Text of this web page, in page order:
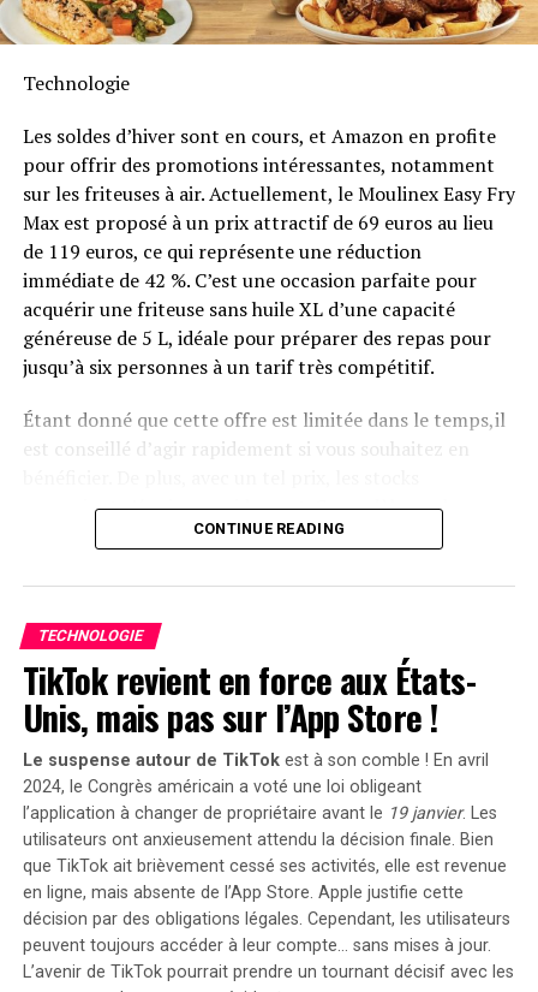
Solarbank 2 AC. Conçu pour supporter au moins6000
cycles de charge, cet appareil a une durée de vie
garantie fabricant décennale et possède une
intempéries tout en étant capable de fonctionner dans
des températures variant entre -20 °C et +55 °C.
Disponibilité et Offres
Promotionnelles
Le solarbank 2 AC est disponible sur le site officiel
d’Anker SOLIX ainsi que sur Amazon au prix standard de
« early bird » sera active du20 janvier au 23 février
2025, permettant aux acheteurs intéressés d’acquérir
également un compteur Anker SOLIX Smart offert pour
chaque commande passée durant cette période spéciale.
le Solarbank 2 AC représente une avancée significative
dans le domaine du stockage énergétique domestique
grâce à ses caractéristiques techniques avancées et son
engagement envers la durabilité environnementale.
Technologie
Les soldes d’hiver sont en cours, et Amazon en profite
pour offrir des promotions intéressantes, notamment
sur les friteuses à air. Actuellement, le Moulinex Easy Fry
Max est proposé à un prix attractif de 69 euros au lieu
de 119 euros, ce qui représente une réduction
immédiate de 42 %. C’est une occasion parfaite pour
acquérir une friteuse sans huile XL d’une capacité
généreuse de 5 L, idéale pour préparer des repas pour
jusqu’à six personnes à un tarif très compétitif.
Étant donné que cette offre est limitée dans le temps,il
est conseillé d’agir rapidement si vous souhaitez en
pourraient s’épuiser rapidement. Ce modèle se classe
parmi les meilleures ventes sur Amazon avec plus de
Profitez des offres sur Amazon
Amazon propose également lalivraison gratuiteet
rapide pour cet article qui bénéficie d’une garantie de
deux ans. En outre, il existe une option de paiement
échelonné en quatre fois sans frais sur ce modèle. Enfin,
sachez que vous avez la possibilité de changer d’avis et
retourner le produit gratuitement dans un délai de 30
jours afin d’obtenir unremboursement intégral.
Moulinex Easy Fry Max : cuisinez
sainement pour toute la famille
CONTINUE READING
TECHNOLOGIE
TikTok revient en force aux États-
Unis, mais pas sur l’App Store !
Le suspense autour de TikTokest à son comble ! En avril
2024, le Congrès américain a voté une loi obligeant
l’application à changer de propriétaire avant le 19 janvier. Les
utilisateurs ont anxieusement attendu la décision finale. Bien
que TikTok ait brièvement cessé ses activités, elle est revenue
en ligne, mais absente de l’App Store. Apple justifie cette
décision par des obligations légales. Cependant, les utilisateurs
peuvent toujours accéder à leur compte… sans mises à jour.
L’avenir de TikTok pourrait prendre un tournant décisif avec les